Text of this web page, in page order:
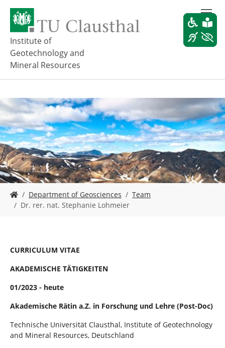
t
n
h
a
l
t
s
p
r
i
Institute of
Geotechnology and
Mineral Resources
i
d
i
e
:
Department of Geosciences
Team
Dr. rer. nat. Stephanie Lohmeier
CURRICULUM VITAE
AKADEMISCHE TÄTIGKEITEN
01/2023 - heute
Akademische Rätin a.Z. in Forschung und Lehre (Post-Doc)
Technische Universität Clausthal, Institute of Geotechnology
and Mineral Resources, Deutschland